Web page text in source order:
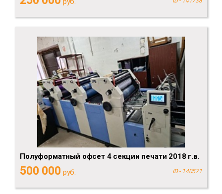
Полуформатный офсет 4 секции печати 2018 г.в.
500 000 руб. ID - 140571